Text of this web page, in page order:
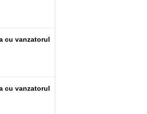
cu vanzatorul
cu vanzatorul